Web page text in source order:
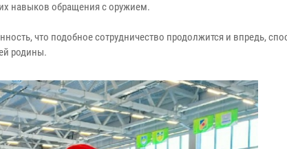
навыков обращения с оружием.
что подобное сотрудничество продолжится и впредь,
родины.